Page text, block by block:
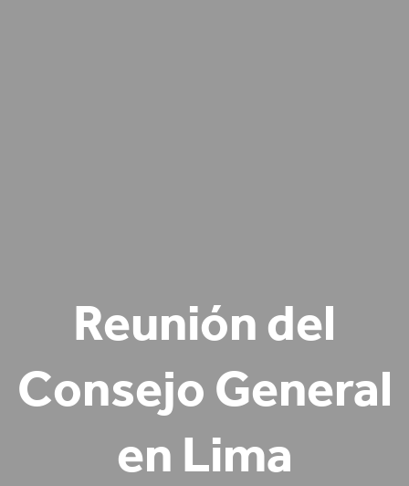
Reunión del
Consejo General
en Lima